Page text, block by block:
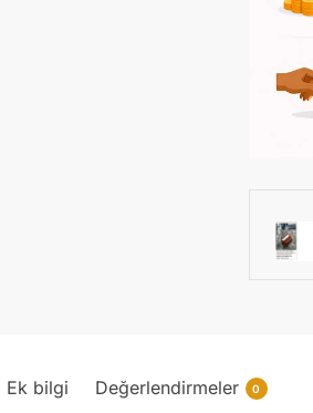
Ek bilgi Değerlendirmeler 0